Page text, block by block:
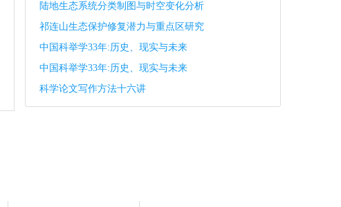
陆地生态系统分类制图与时空变化分析
祁连山生态保护修复潜力与重点区研究
中国科举学33年:历史、现实与未来
中国科举学33年:历史、现实与未来
科学论文写作方法十六讲